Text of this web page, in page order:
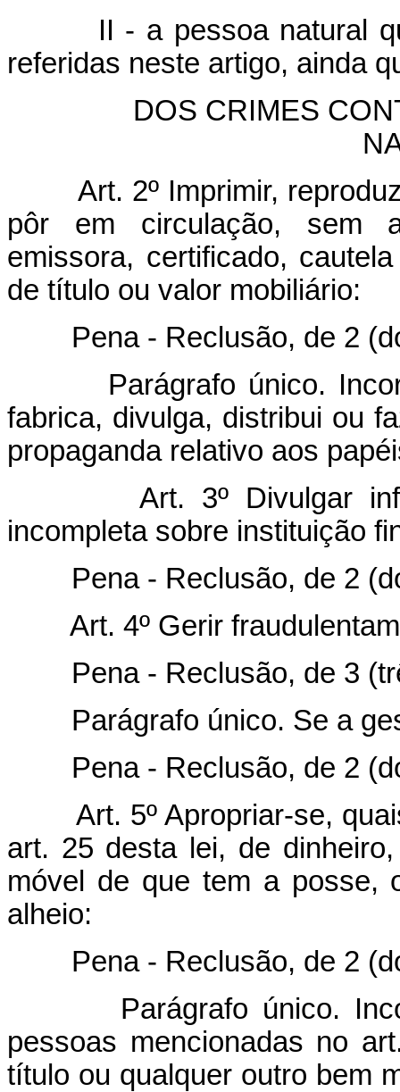
II - a pessoa natural
referidas neste artigo, ainda
DOS CRIMES
Art. 2º Imprimir,
pôr em circulação, sem
emissora, certificado,
de título ou valor mobiliário:
Pena - Reclusão, de 2
Parágrafo único.
fabrica, divulga, distribui ou
propaganda relativo aos
Art. 3º Divulgar
incompleta sobre instituição
Pena - Reclusão, de 2
Art. 4º Gerir
Pena - Reclusão, de 3
Parágrafo único. Se a
Pena - Reclusão, de 2
Art. 5º Apropriar-se,
art. 25 desta lei, de
móvel de que tem a posse,
alheio:
Pena - Reclusão, de 2
Parágrafo único.
pessoas mencionadas no
título ou qualquer outro bem